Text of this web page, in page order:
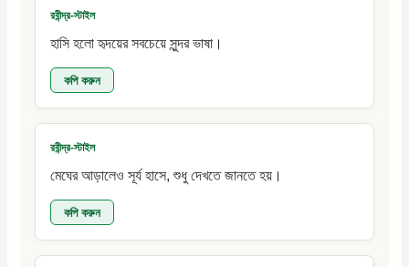
রবীন্দ্র-স্টাইল
হাসি হলো হৃদয়ের সবচেয়ে সুন্দর ভাষা।
কপি করুন
রবীন্দ্র-স্টাইল
মেঘের আড়ালেও সূর্য হাসে, শুধু দেখতে জানতে হয়।
কপি করুন